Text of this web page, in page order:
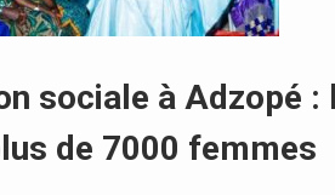
sociale à Adzopé :
de 7000 femmes